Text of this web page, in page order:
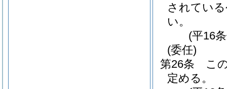
されてい
い。
(平16
(委任)
第26条
こ
定める。